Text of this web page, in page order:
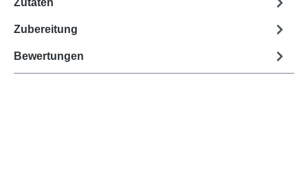
Zubereitung
Bewertungen